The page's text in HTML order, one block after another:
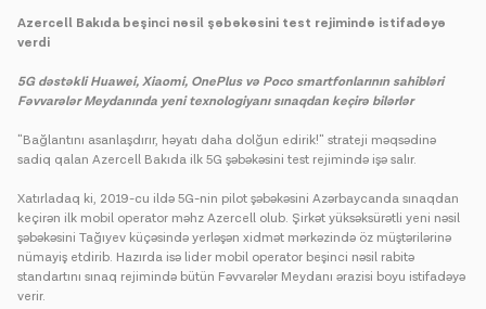
Azercell Bakıda beşinci nəsil şəbəkəsini test rejimində istifadəyə
verdi
5G dəstəkli Huawei, Xiaomi, OnePlus və Poco smartfonlarının sahibləri
Fəvvarələr Meydanında yeni texnologiyanı sınaqdan keçirə bilərlər
"Bağlantını asanlaşdırır, həyatı daha dolğun edirik!" strateji məqsədinə
sadiq qalan Azercell Bakıda ilk 5G şəbəkəsini test rejimində işə salır.
Xatırladaq ki, 2019-cu ildə 5G-nin pilot şəbəkəsini Azərbaycanda sınaqdan
keçirən ilk mobil operator məhz Azercell olub. Şirkət yüksəksürətli yeni nəsil
şəbəkəsini Tağıyev küçəsində yerləşən xidmət mərkəzində öz müştərilərinə
nümayiş etdirib. Hazırda isə lider mobil operator beşinci nəsil rabitə
standartını sınaq rejimində bütün Fəvvarələr Meydanı ərazisi boyu istifadəyə
verir.